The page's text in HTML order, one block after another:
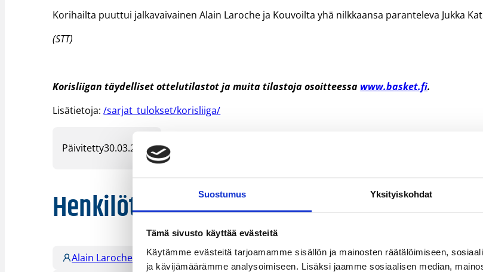
Suostumus Yksityiskohdat
Tämä sivusto käyttää evästeitä
Käytämme evästeitä tarjoamamme sisällön ja mainosten räätälöimiseen,
ja kävijämäärämme analysoimiseen. Lisäksi jaamme sosiaalisen median,
Korihailta puuttui jalkavaivainen Alain Laroche ja Kouvoilta yhä nilkkaansa paranteleva Jukka
(STT)
Korisliigan täydelliset ottelutilastot ja muita tilastoja osoitteessa www.basket.fi.
Lisätietoja:/sarjat_tulokset/korisliiga/
Päivitetty30.03.2009
Henkilöt
Alain Laroche Antti Kanervo Bojan Sarcevic Brian Swift
Calvin Walls